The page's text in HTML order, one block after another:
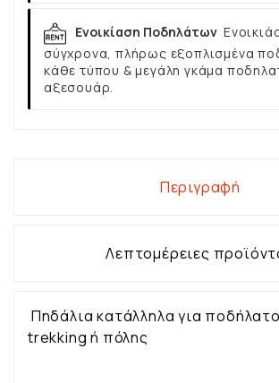
Ενοικίαση Ποδηλάτων
σύγχρονα, πλήρως εξοπλισμένα
κάθε τύπου & μεγάλη γκάμα
αξεσουάρ.
Περιγραφή
Λεπτομέρειες
Πηδάλια κατάλληλα για
trekking ή πόλης